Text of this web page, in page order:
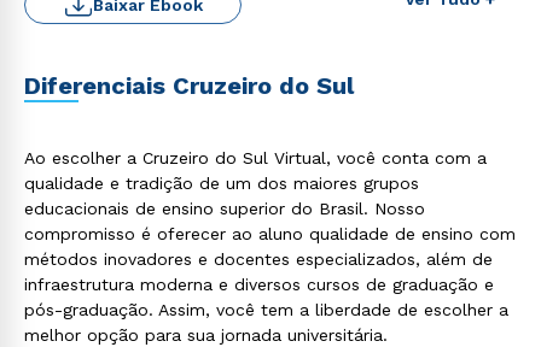
Baixar Ebook
Diferenciais Cruzeiro do Sul
Ao escolher a Cruzeiro do Sul Virtual, você conta com a
qualidade e tradição de um dos maiores grupos
educacionais de ensino superior do Brasil. Nosso
compromisso é oferecer ao aluno qualidade de ensino com
métodos inovadores e docentes especializados, além de
infraestrutura moderna e diversos cursos de graduação e
pós-graduação. Assim, você tem a liberdade de escolher a
melhor opção para sua jornada universitária.
Rápido e fácil
WhatsApp
ou